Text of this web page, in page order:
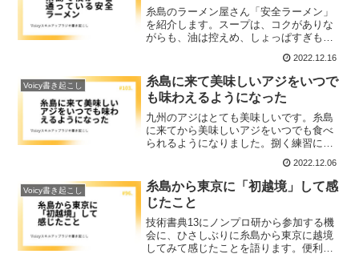
糸島のラーメン屋さん「安全ラーメン」
を紹介します。スープは、コクがありな
がらも、油は控えめ、しょっぱすぎもせ
なことをしないザ・定番といった、とん
こつラーメンです。どのように楽しんで
いるか紹介します。
2022.12.16
Voicy書き起こし
糸島に来て美味しいアジをいつで
も味わえるようになった
九州のアジはとても美味しいです。糸島
に来てから美味しいアジをいつでも食べ
られるようになりました。捌く練習にも
ができます。身を食べたあとは骨せんべ
いにもすることができる2度美味しいお魚
です。そんなアジの魅力について語りま
す。
2022.12.06
Voicy書き起こし
糸島から東京に「初越境」して感
じたこと
技術書典13にノンプロ研から参加する機
会に、ひさしぶりに糸島から東京に越境
してみて感じたことを語ります。便利さ